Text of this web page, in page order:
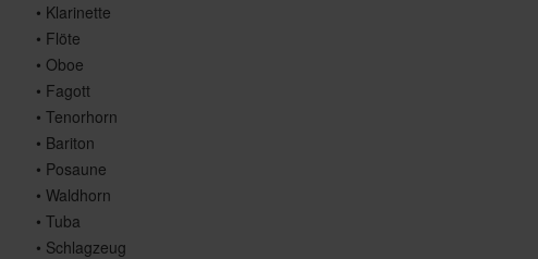
• Klarinette
• Flöte
• Oboe
• Fagott
• Tenorhorn
• Bariton
• Posaune
• Waldhorn
• Tuba
• Schlagzeug